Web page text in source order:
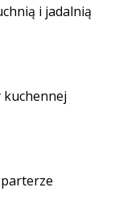
i jadalnią
kuchennej